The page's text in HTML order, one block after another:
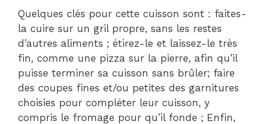
Quelques clés pour cette cuisson sont : faites-
la cuire sur un gril propre, sans les restes
d’autres aliments ; étirez-le et laissez-le très
fin, comme une pizza sur la pierre, afin qu’il
puisse terminer sa cuisson sans brûler; faire
des coupes fines et/ou petites des garnitures
choisies pour compléter leur cuisson, y
compris le fromage pour qu’il fonde ; Enfin,